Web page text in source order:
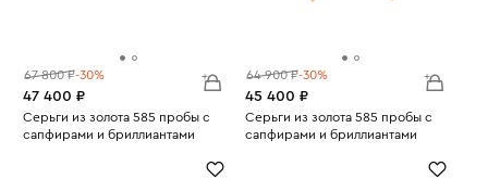
67 800 ₽-30%
47 400 ₽
Серьги из золота 585 пробы с
сапфирами и бриллиантами
64 900 ₽-30%
45 400 ₽
Серьги из золота 585 пробы с
сапфирами и бриллиантами